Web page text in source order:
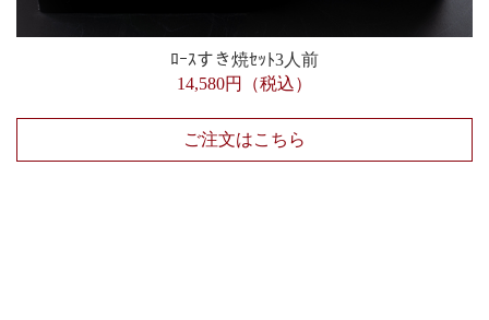
ﾛｰｽすき焼ｾｯﾄ3人前
14,580円（税込）
ご注文はこちら